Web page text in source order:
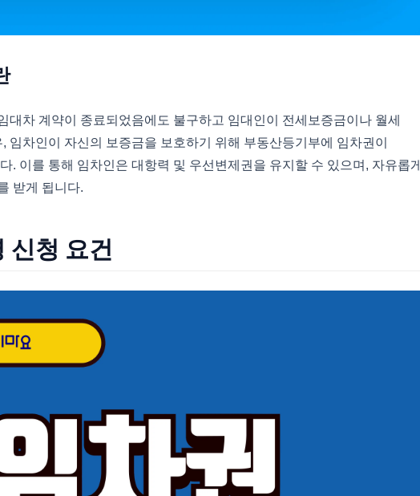
대차 계약이 종료되었음에도 불구하고 임대인이 전세보증금이나 월세
임차인이 자신의 보증금을 보호하기 위해 부동산등기부에 임차권이
. 이를 통해 임차인은 대항력 및 우선변제권을 유지할 수 있으며, 자유롭게
받게 됩니다.
신청 요건